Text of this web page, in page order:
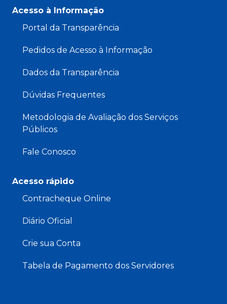
Acesso à Informação
Portal da Transparência
Pedidos de Acesso à Informação
Dados da Transparência
Dúvidas Frequentes
Metodologia de Avaliação dos Serviços
Públicos
Fale Conosco
Acesso rápido
Contracheque Online
Diário Oficial
Crie sua Conta
Tabela de Pagamento dos Servidores